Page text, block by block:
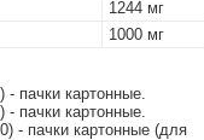
1244 мг
1000 мг
- пачки картонные.
- пачки картонные.
- пачки картонные (для